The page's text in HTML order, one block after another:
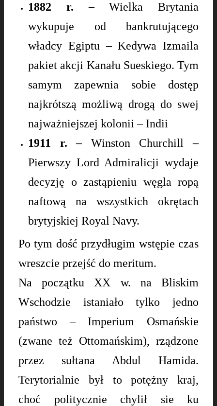
1882 r. – Wielka Brytania
wykupuje od bankrutującego
władcy Egiptu – Kedywa Izmaila
pakiet akcji Kanału Sueskiego. Tym
samym zapewnia sobie dostęp
najkrótszą możliwą drogą do swej
najważniejszej kolonii – Indii
1911 r. – Winston Churchill –
Pierwszy Lord Admiralicji wydaje
decyzję o zastąpieniu węgla ropą
naftową na wszystkich okrętach
brytyjskiej Royal Navy.
Po tym dość przydługim wstępie czas
wreszcie przejść do meritum.
Na początku XX w. na Bliskim
Wschodzie istaniało tylko jedno
państwo – Imperium Osmańskie
(zwane też Ottomańskim), rządzone
przez sułtana Abdul Hamida.
Terytorialnie był to potężny kraj,
choć politycznie chylił sie ku